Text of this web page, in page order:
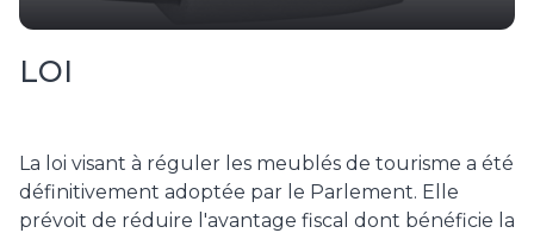
LOI
La loi visant à réguler les meublés de tourisme a été
définitivement adoptée par le Parlement. Elle
prévoit de réduire l'avantage fiscal dont bénéficie la